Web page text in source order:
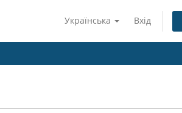
Українська Вхід